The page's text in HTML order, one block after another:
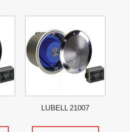
LUBELL 21007